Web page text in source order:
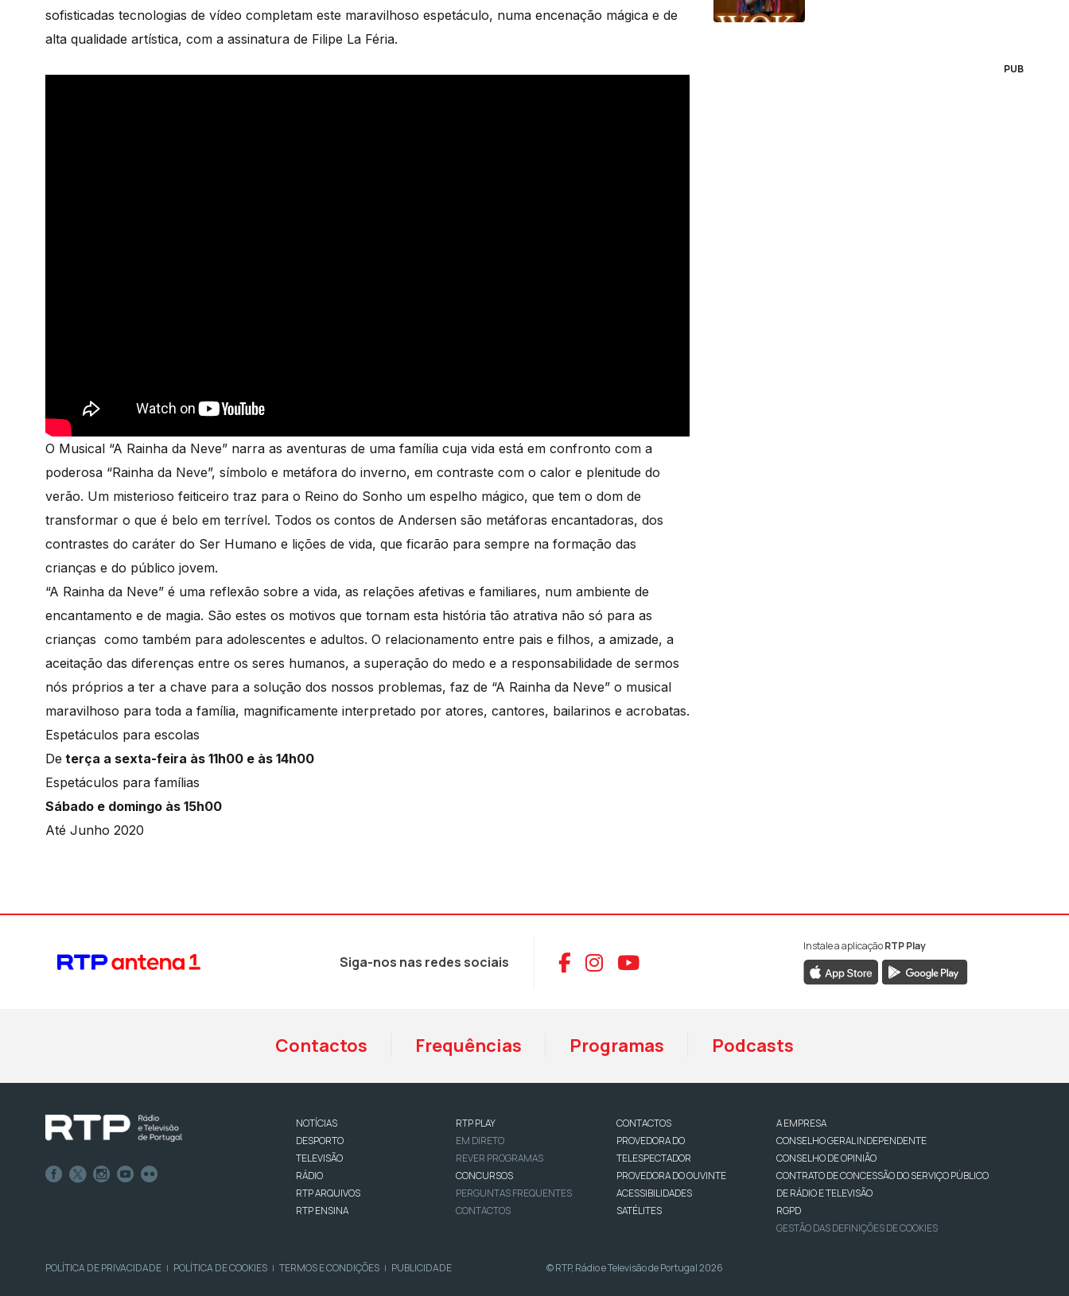
sofisticadas tecnologias de vídeo completam este maravilhoso espetáculo, numa encenação mágica e de
alta qualidade artística, com a assinatura de Filipe La Féria.
O Musical “A Rainha da Neve” narra as aventuras de uma família cuja vida está em confronto com a
poderosa “Rainha da Neve”, símbolo e metáfora do inverno, em contraste com o calor e plenitude do
verão. Um misterioso feiticeiro traz para o Reino do Sonho um espelho mágico, que tem o dom de
transformar o que é belo em terrível. Todos os contos de Andersen são metáforas encantadoras, dos
contrastes do caráter do Ser Humano e lições de vida, que ficarão para sempre na formação das
crianças e do público jovem.
“A Rainha da Neve” é uma reflexão sobre a vida, as relações afetivas e familiares, num ambiente de
encantamento e de magia. São estes os motivos que tornam esta história tão atrativa não só para as
crianças como também para adolescentes e adultos. O relacionamento entre pais e filhos, a amizade, a
aceitação das diferenças entre os seres humanos, a superação do medo e a responsabilidade de sermos
nós próprios a ter a chave para a solução dos nossos problemas, faz de “A Rainha da Neve” o musical
maravilhoso para toda a família, magnificamente interpretado por atores, cantores, bailarinos e acrobatas.
Espetáculos para escolas
De terça a sexta-feira às 11h00 e às 14h00
Espetáculos para famílias
Sábado e domingo às 15h00
Até Junho 2020
PUB
Siga-nos nas redes sociais Aceder ao Facebook da RTP Antena 1
Aceder ao Instagram da RTP Antena 1
Aceder ao YouTube da RTP Antena 1
Instale a aplicaçãoRTP Play
Contactos Frequências Programas Podcasts
NOTÍCIAS
DESPORTO
TELEVISÃO
RÁDIO
RTP ARQUIVOS
RTP ENSINA
RTP PLAY
EM DIRETO
REVER PROGRAMAS
CONCURSOS
PERGUNTAS FREQUENTES
CONTACTOS
CONTACTOS
PROVEDORA DO
TELESPECTADOR
PROVEDORA DO OUVINTE
ACESSIBILIDADES
SATÉLITES
A EMPRESA
CONSELHO GERAL INDEPENDENTE
CONSELHO DE OPINIÃO
CONTRATO DE CONCESSÃO DO SERVIÇO PÚBLICO
DE RÁDIO E TELEVISÃO
RGPD
GESTÃO DAS DEFINIÇÕES DE COOKIES
POLÍTICA DE PRIVACIDADE | POLÍTICA DE COOKIES | TERMOS E CONDIÇÕES | PUBLICIDADE © RTP, Rádio e Televisão de Portugal 2026